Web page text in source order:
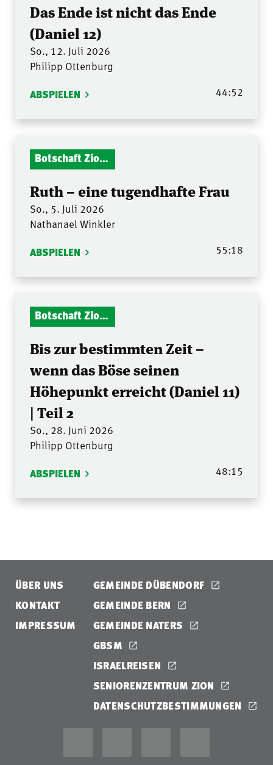
Das Ende ist nicht das Ende
(Daniel 12)
So., 12. Juli 2026
Philipp Ottenburg
ABSPIELEN 44:52
Botschaft Zionshalle
Ruth – eine tugendhafte Frau
So., 5. Juli 2026
Nathanael Winkler
ABSPIELEN 55:18
Botschaft Zionshalle
Bis zur bestimmten Zeit –
wenn das Böse seinen
Höhepunkt erreicht (Daniel 11)
| Teil 2
So., 28. Juni 2026
Philipp Ottenburg
ABSPIELEN 48:15
ÜBER UNS
KONTAKT
IMPRESSUM
GEMEINDE DÜBENDORF
GEMEINDE BERN
GEMEINDE NATERS
GBSM
ISRAELREISEN
SENIORENZENTRUM ZION
DATENSCHUTZBESTIMMUNGEN